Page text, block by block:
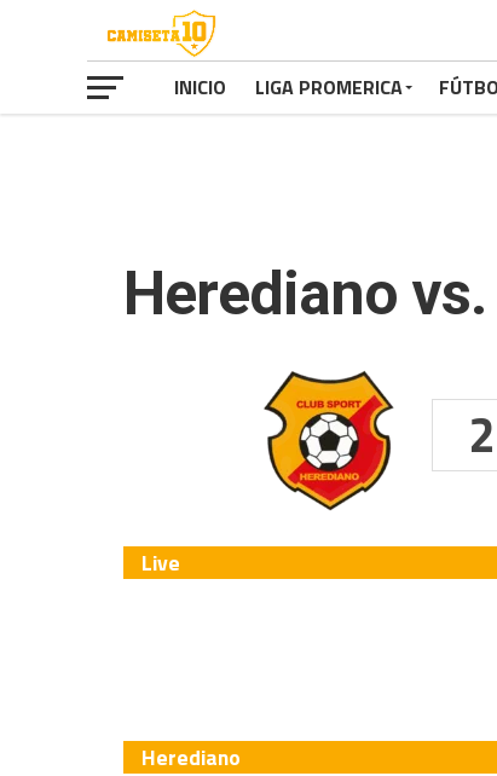
INICIO LIGA PROMERICA
Herediano
2
Live
Herediano